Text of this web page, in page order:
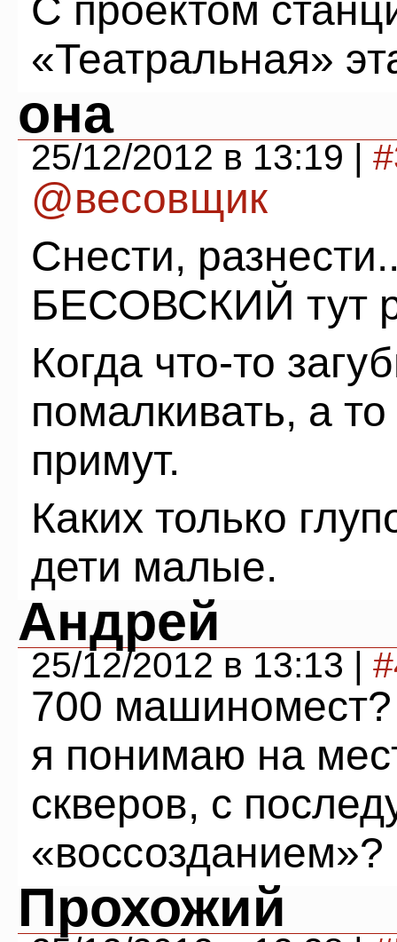
С проектом
«Театральная»
она
25/12/2012 в 13:19 |
@весовщик
Снести,
БЕСОВСКИЙ тут
Когда что-то
помалкивать, а
примут.
Каких только
дети малые.
Андрей
25/12/2012 в 13:13 |
700 машиномест?
я понимаю на
скверов, с
«воссозданием»?
Прохожий